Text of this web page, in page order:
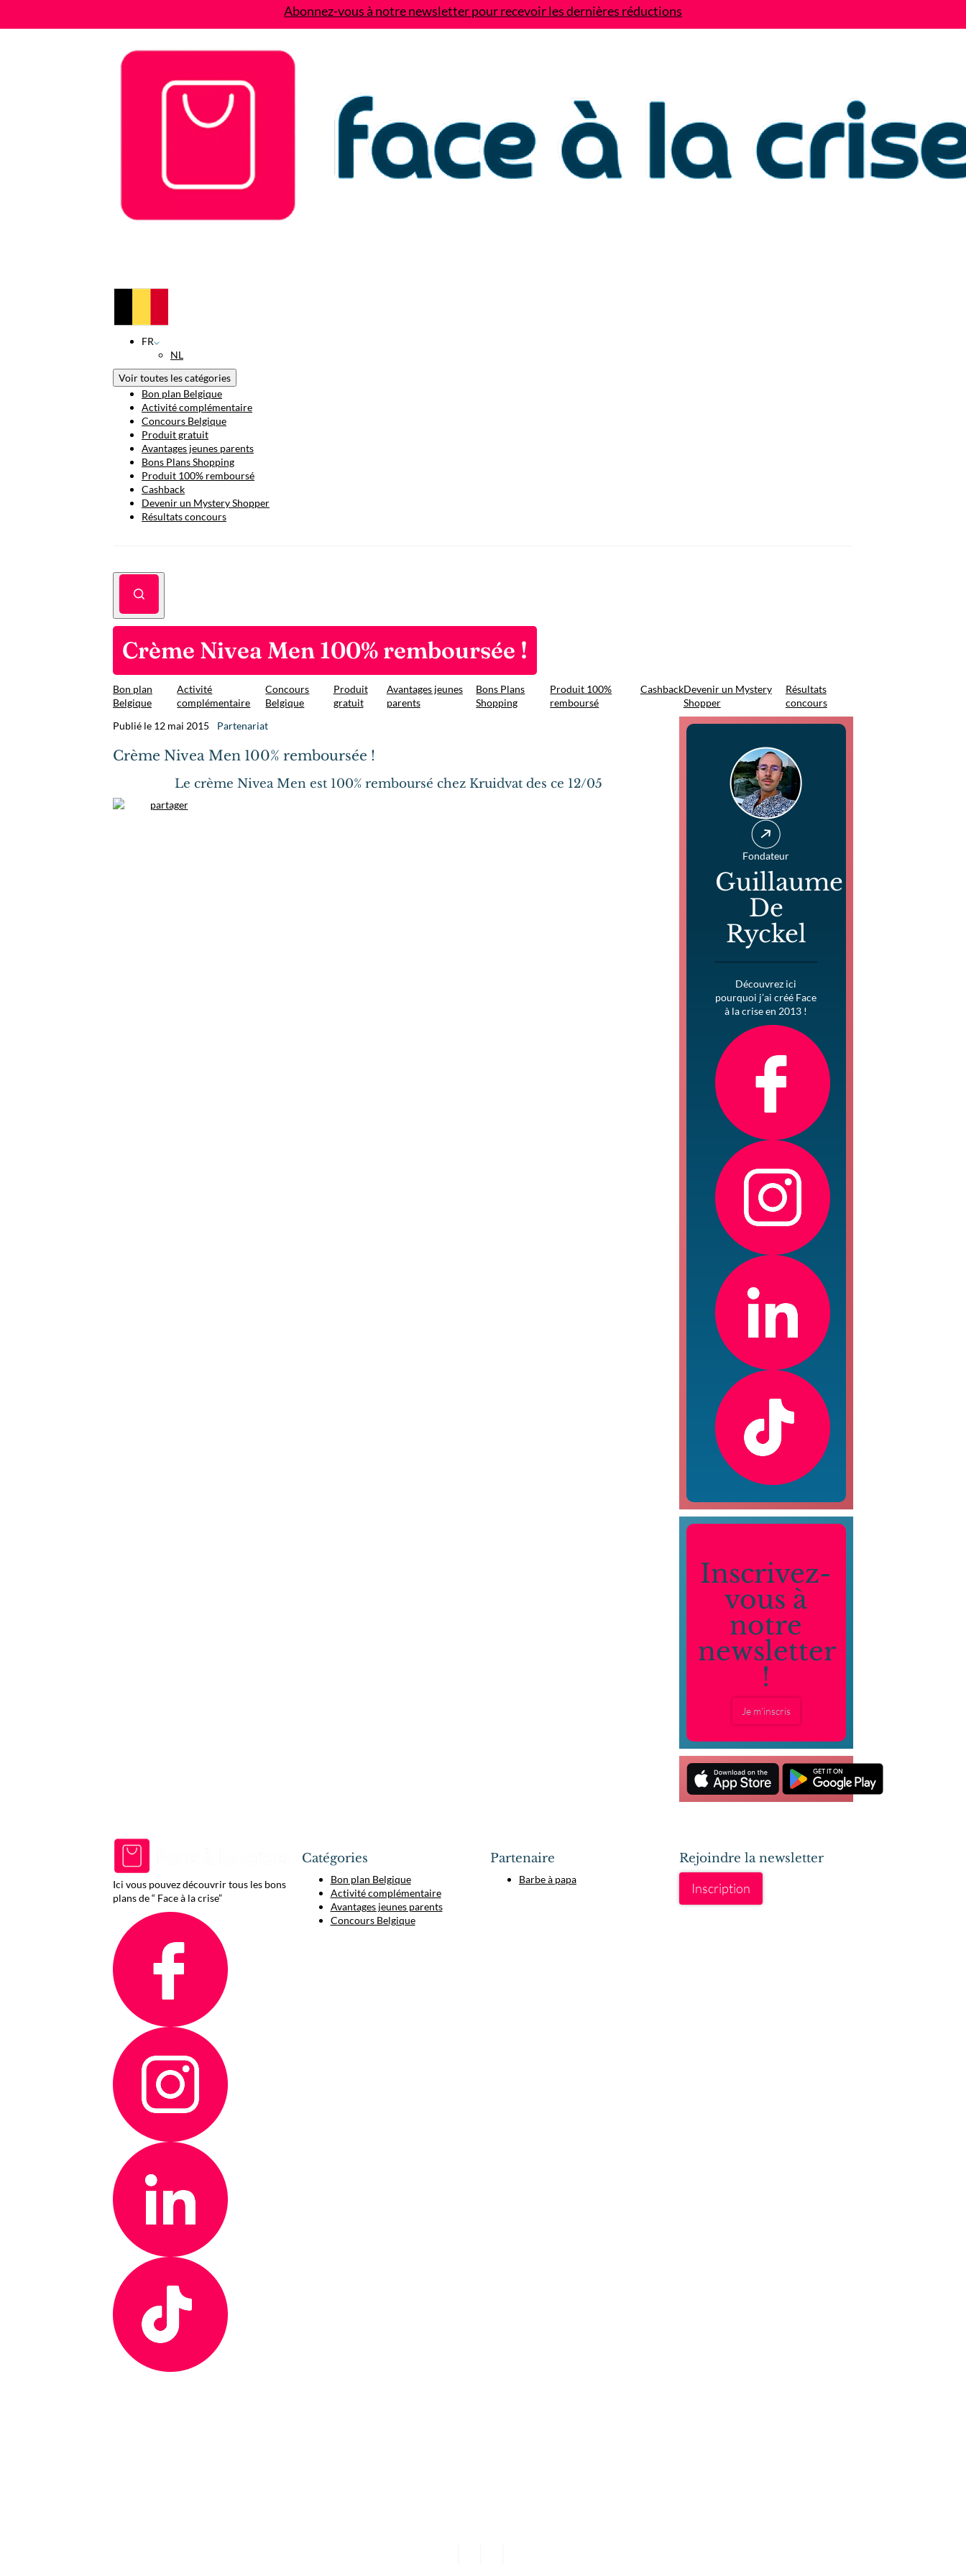
Abonnez-vous à notre newsletter pour recevoir les dernières réductions
FR
NL
Voir toutes les catégories
Bon plan Belgique
Activité complémentaire
Concours Belgique
Produit gratuit
Avantages jeunes parents
Bons Plans Shopping
Produit 100% remboursé
Cashback
Devenir un Mystery Shopper
Résultats concours
Crème Nivea Men 100% remboursée !
Bon plan
Belgique
Activité
complémentaire
Concours
Belgique
Produit
gratuit
Avantages jeunes
parents
Bons Plans
Shopping
Produit 100%
remboursé
CashbackDevenir un Mystery
Shopper
Résultats
concours
Publié le 12 mai 2015
Partenariat
Crème Nivea Men 100% remboursée !
Le crème Nivea Men est 100% remboursé chez Kruidvat des ce 12/05
Fondateur
Guillaume
De
Ryckel
Découvrez ici
pourquoi j’ai créé Face
à la crise en 2013 !
Inscrivez-
vous à
notre
newsletter
!
Je m'inscris
Ici vous pouvez découvrir tous les bons
plans de “ Face à la crise”
Catégories
Bon plan Belgique
Activité complémentaire
Avantages jeunes parents
Concours Belgique
Partenaire
Barbe à papa
Rejoindre la newsletter
Inscription